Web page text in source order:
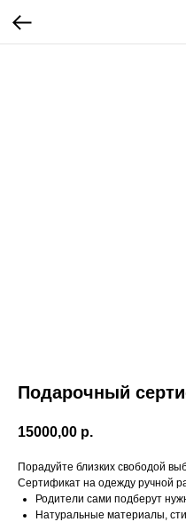
Подарочный
15000,00 р.
Порадуйте близких свободой
Сертификат на одежду ручной
Родители сами подберут
Натуральные материалы,